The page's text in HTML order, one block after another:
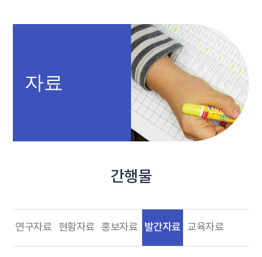
자료
간행물
연구자료 현황자료 홍보자료 발간자료 교육자료